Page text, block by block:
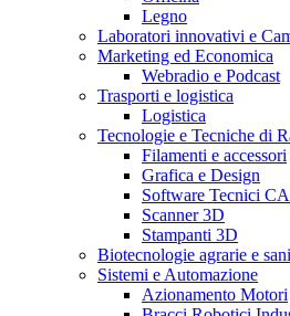
Legno
Laboratori innovativi e
Marketing ed Economica
Webradio e Podcast
Trasporti e logistica
Logistica
Tecnologie e Tecniche di
Filamenti e accessori
Grafica e Design
Software Tecnici
Scanner 3D
Stampanti 3D
Biotecnologie agrarie e
Sistemi e Automazione
Azionamento Motori